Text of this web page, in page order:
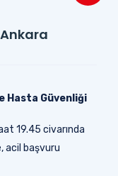
Hasta Güvenliği
19.45 civarında
acil başvuru